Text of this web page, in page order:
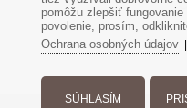
pomôžu zlepšiť
povolenie, prosím,
Ochrana osobných údajov|
SÚHLASÍM